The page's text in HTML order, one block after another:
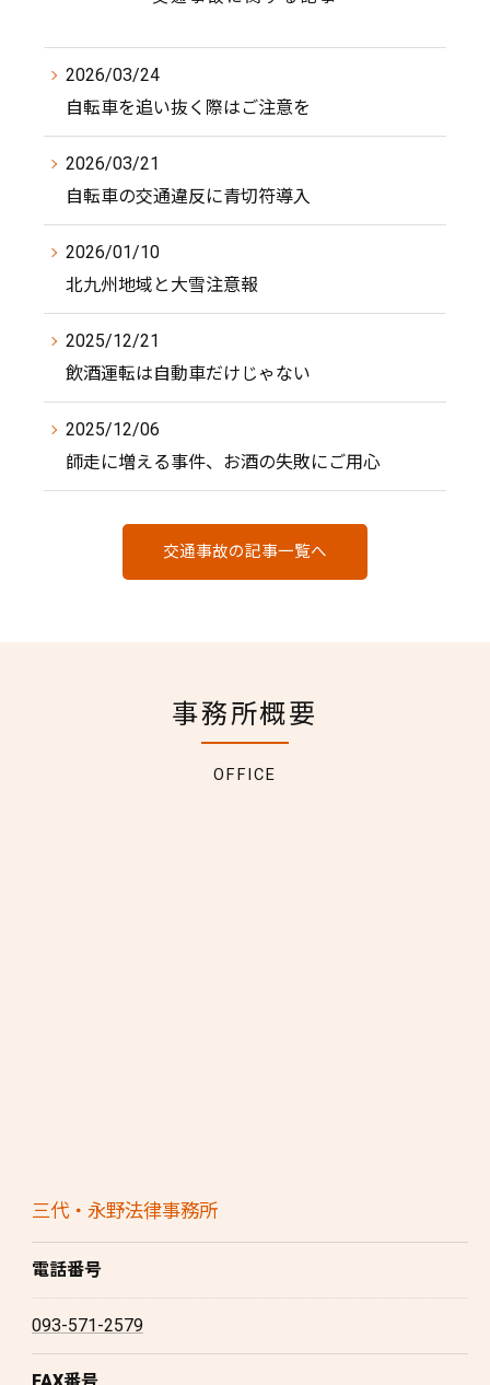
2026/03/24
自転車を追い抜く際はご注意を
2026/03/21
自転車の交通違反に青切符導入
2026/01/10
北九州地域と大雪注意報
2025/12/21
飲酒運転は自動車だけじゃない
2025/12/06
師走に増える事件、お酒の失敗にご用心
交通事故の記事一覧へ
事務所概要
OFFICE
三代・永野法律事務所
電話番号
093-571-2579
FAX番号